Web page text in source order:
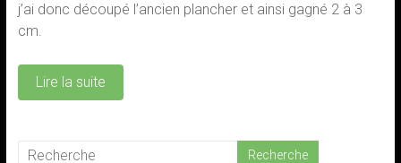
j’ai donc découpé l’ancien plancher et ainsi gagné 2 à 3
cm.
Lire la suite